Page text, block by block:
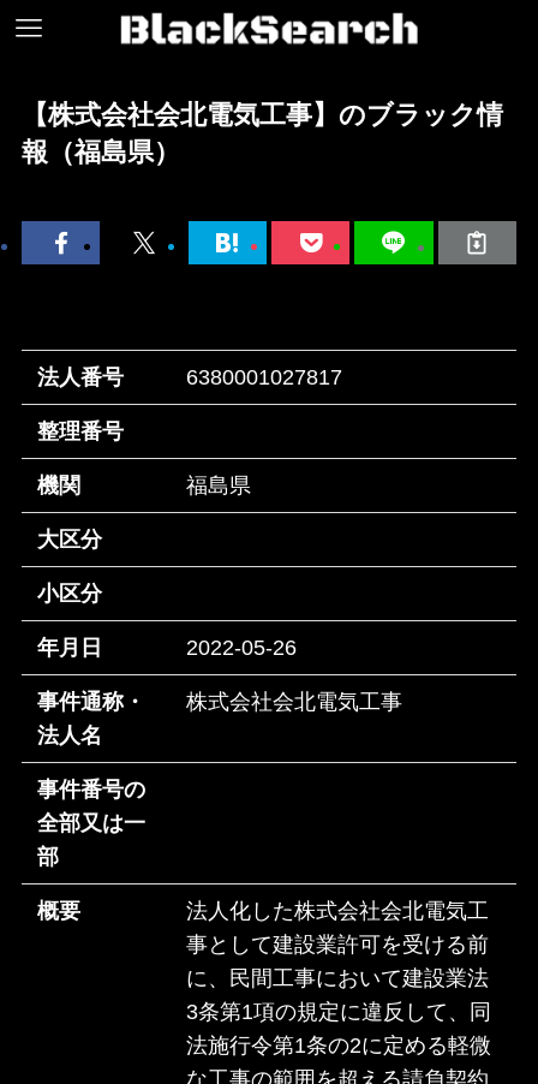
【株式会社会北電気工事】のブラック情
報（福島県）
法人番号 6380001027817
整理番号
機関 福島県
大区分
小区分
年月日 2022-05-26
事件通称・
法人名
株式会社会北電気工事
事件番号の
全部又は一
部
概要
法人化した株式会社会北電気工
事として建設業許可を受ける前
に、民間工事において建設業法
3条第1項の規定に違反して、同
法施行令第1条の2に定める軽微